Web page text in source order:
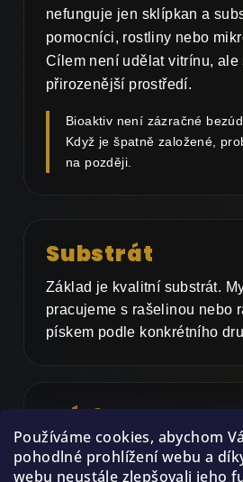
Používáme cookies, abychom
pohodlné prohlížení webu a
webu neustále zlepšovali jeho
nefunguje jen sklípkan a
pomocníci, rostliny nebo
Cílem není udělat vitrínu, ale
přirozenější prostředí.
Bioaktiv není zázračné
Když je špatně založené,
na později.
Substrát
Základ je kvalitní substrát.
pracujeme s rašelinou nebo
pískem podle konkrétního
Stínky
Pomáhají se zbytky potravy
materiálem. Nejsou ale